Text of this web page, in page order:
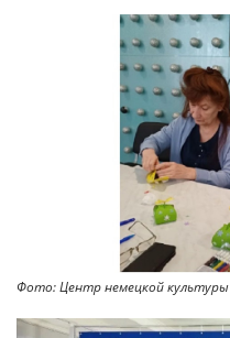
Фото: Центр немецкой культуры